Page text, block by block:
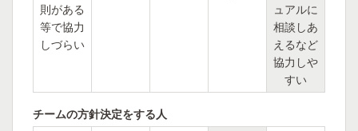
則がある
等で協力
しづらい
ュアルに
相談しあ
えるなど
協力しや
すい
チームの方針決定をする人